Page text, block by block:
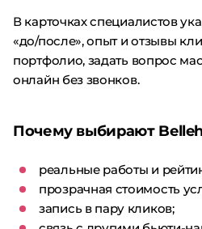
В карточках специалистов
«до/после», опыт и отзывы
портфолио, задать вопрос
онлайн без звонков.
Почему выбирают
реальные работы и
прозрачная стоимость
запись в пару кликов;